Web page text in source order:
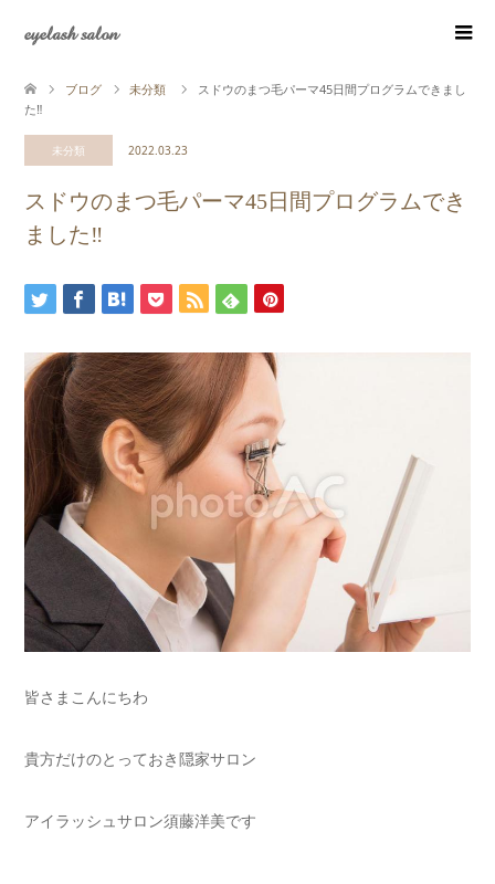
eyelash salon
ブログ 未分類
スドウのまつ毛パーマ45日間プログラムできまし
た‼
未分類 2022.03.23
スドウのまつ毛パーマ45日間プログラムでき
ました‼
皆さまこんにちわ
貴方だけのとっておき隠家サロン
アイラッシュサロン須藤洋美です